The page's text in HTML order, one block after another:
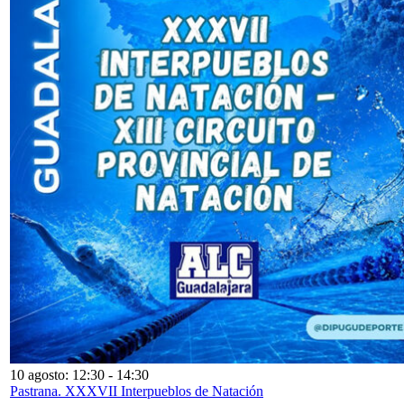
10 agosto: 12:30 - 14:30
Pastrana. XXXVII Interpueblos de Natación